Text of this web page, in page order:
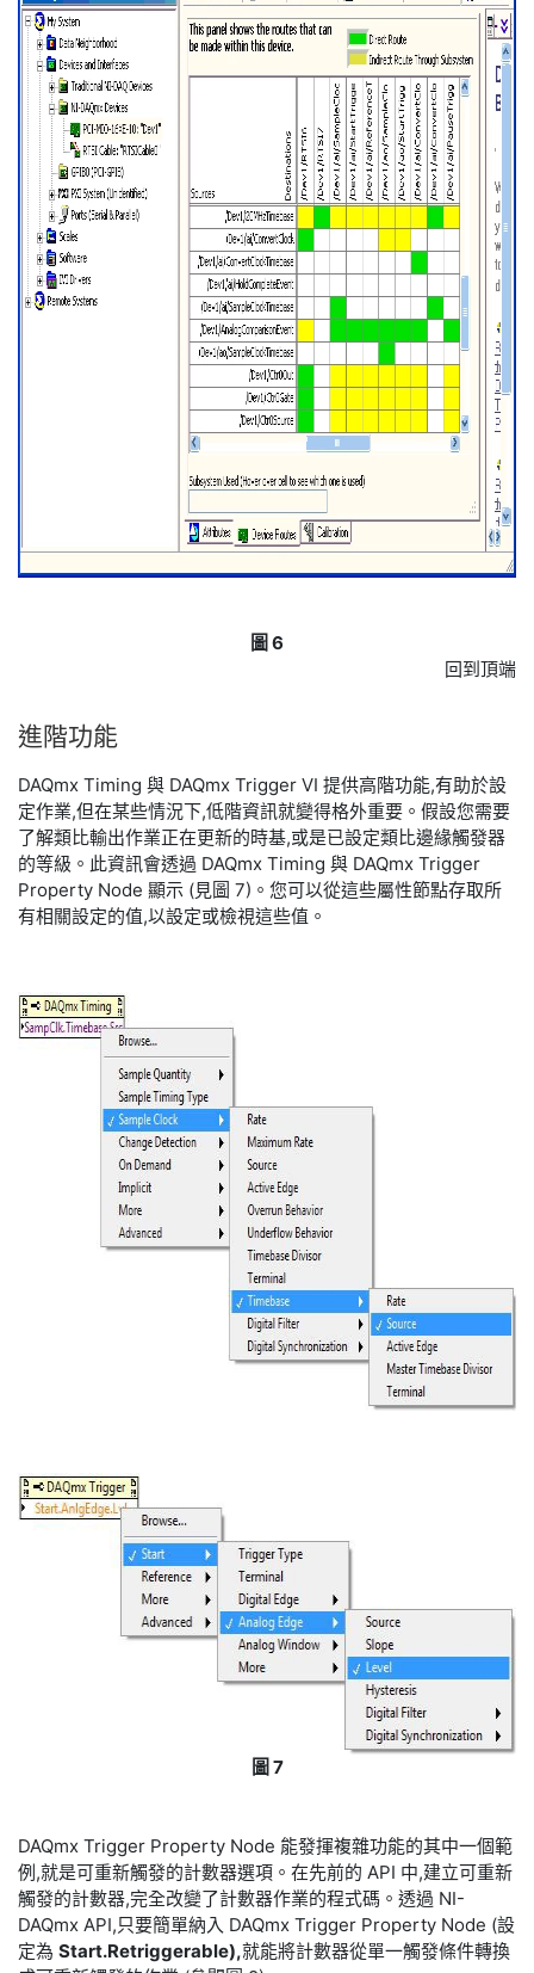
圖 6
回到頂端
進階功能
DAQmx Timing 與 DAQmx Trigger VI 提供高階功能,有助於設
定作業,但在某些情況下,低階資訊就變得格外重要。假設您需要
了解類比輸出作業正在更新的時基,或是已設定類比邊緣觸發器
的等級。此資訊會透過 DAQmx Timing 與 DAQmx Trigger
Property Node 顯示 (見圖 7)。您可以從這些屬性節點存取所
有相關設定的值,以設定或檢視這些值。
圖 7
DAQmx Trigger Property Node 能發揮複雜功能的其中一個範
例,就是可重新觸發的計數器選項。在先前的 API 中,建立可重新
觸發的計數器,完全改變了計數器作業的程式碼。透過 NI-
DAQmx API,只要簡單納入 DAQmx Trigger Property Node (設
定為 Start.Retriggerable),就能將計數器從單一觸發條件轉換